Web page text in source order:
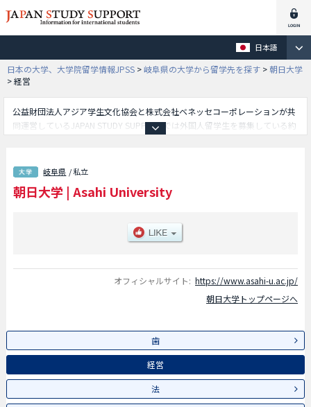
日本語
日本の大学、大学院留学情報JPSS >岐阜県の大学から留学先を探す >朝日大学
>経営
公益財団法人アジア学生文化協会と株式会社ベネッセコーポレーションが共
同運営しているJAPAN STUDY SUPPORTでは外国人留学生を募集している約
法学部や保健医療学部等、学部別情報や、募集定員や合格者数など入試情
報、施設案内、アクセスなど外国人留学生に必要な情報を掲載しているので
是非ご利用ください。
岐阜県 / 私立
朝日大学 | Asahi University
オフィシャルサイト: https://www.asahi-u.ac.jp/
朝日大学トップページへ
歯
経営
法